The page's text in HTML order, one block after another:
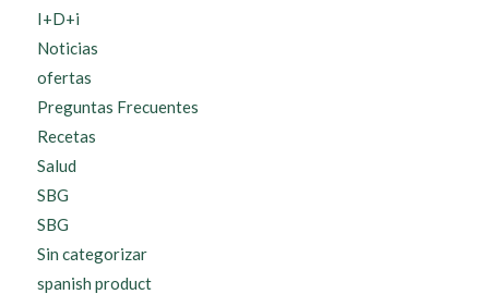
I+D+i
Noticias
ofertas
Preguntas Frecuentes
Recetas
Salud
SBG
SBG
Sin categorizar
spanish product